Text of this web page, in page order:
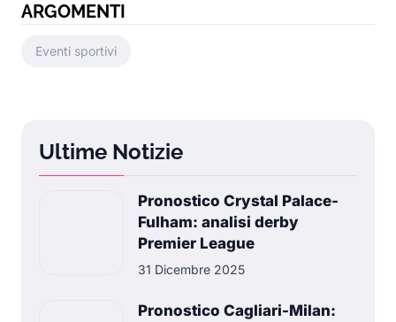
ARGOMENTI
Eventi sportivi
Ultime Notizie
Pronostico Crystal Palace-
Fulham: analisi derby
Premier League
31 Dicembre 2025
Pronostico Cagliari-Milan: